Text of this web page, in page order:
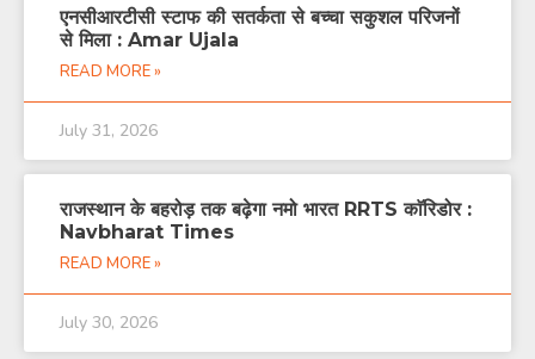
एनसीआरटीसी स्टाफ की सतर्कता से बच्चा सकुशल परिजनों
से मिला : Amar Ujala
READ MORE »
July 31, 2026
राजस्थान के बहरोड़ तक बढ़ेगा नमो भारत RRTS काॅरिडोर :
Navbharat Times
READ MORE »
July 30, 2026